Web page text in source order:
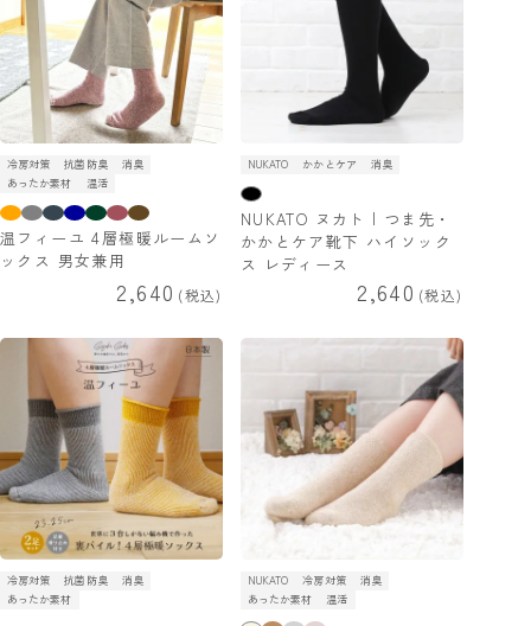
冷房対策 抗菌防臭
消臭
あったか素材
温活
温フィーユ 4層極暖ルームソ
ックス 男女兼用
2,640 税込
NUKATO かかとケア 消臭
NUKATO ヌカト | つま先・
かかとケア靴下 ハイソック
ス レディース
2,640 税込
冷房対策 抗菌防臭
消臭
あったか素材
NUKATO 冷房対策
消臭
あったか素材
温活